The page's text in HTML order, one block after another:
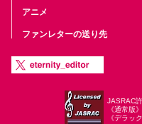
アニメ
ファンレターの送り先
JASRAC
《通常版
《デラッ